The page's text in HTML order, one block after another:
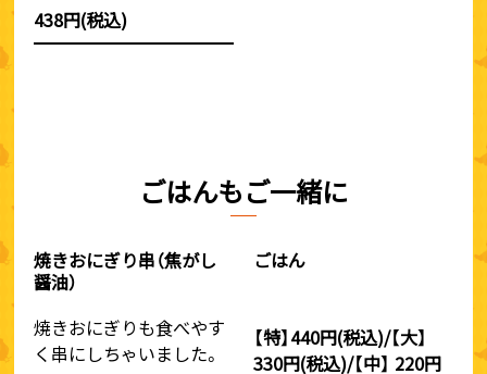
438円(税込)
ごはんもご一緒に
焼きおにぎり串（焦がし
醤油）
焼きおにぎりも食べやす
く串にしちゃいました。
ごはん
【特】440円(税込)/【大】
330円(税込)/【中】 220円